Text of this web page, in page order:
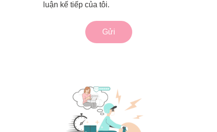
luận kế tiếp của tôi.